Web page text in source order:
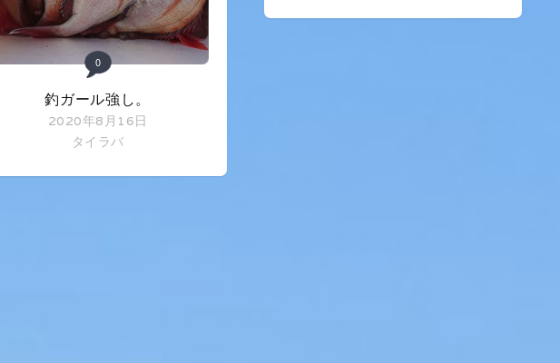
0
釣ガール強し。
2020年8月16日
タイラバ